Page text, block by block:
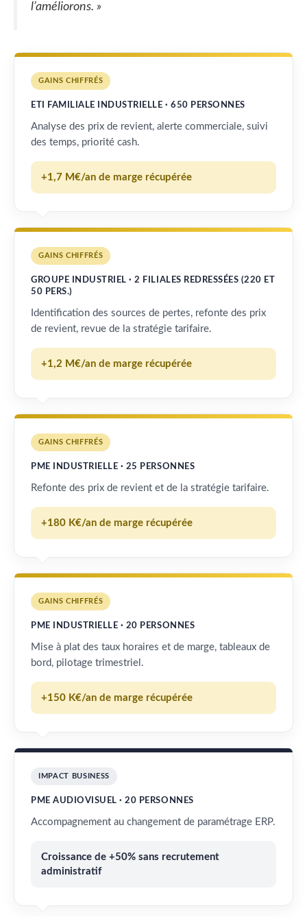
l’améliorons. »
GAINS CHIFFRÉS
ETI FAMILIALE INDUSTRIELLE · 650 PERSONNES
Analyse des prix de revient, alerte commerciale, suivi
des temps, priorité cash.
+1,7 M€/an de marge récupérée
GAINS CHIFFRÉS
GROUPE INDUSTRIEL · 2 FILIALES REDRESSÉES (220 ET
50 PERS.)
Identification des sources de pertes, refonte des prix
de revient, revue de la stratégie tarifaire.
+1,2 M€/an de marge récupérée
GAINS CHIFFRÉS
PME INDUSTRIELLE · 25 PERSONNES
Refonte des prix de revient et de la stratégie tarifaire.
+180 K€/an de marge récupérée
GAINS CHIFFRÉS
PME INDUSTRIELLE · 20 PERSONNES
Mise à plat des taux horaires et de marge, tableaux de
bord, pilotage trimestriel.
+150 K€/an de marge récupérée
IMPACT BUSINESS
PME AUDIOVISUEL · 20 PERSONNES
Accompagnement au changement de paramétrage ERP.
Croissance de +50% sans recrutement
administratif